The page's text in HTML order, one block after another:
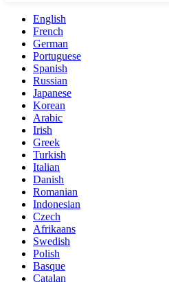
English
French
German
Portuguese
Spanish
Russian
Japanese
Korean
Arabic
Irish
Greek
Turkish
Italian
Danish
Romanian
Indonesian
Czech
Afrikaans
Swedish
Polish
Basque
Catalan